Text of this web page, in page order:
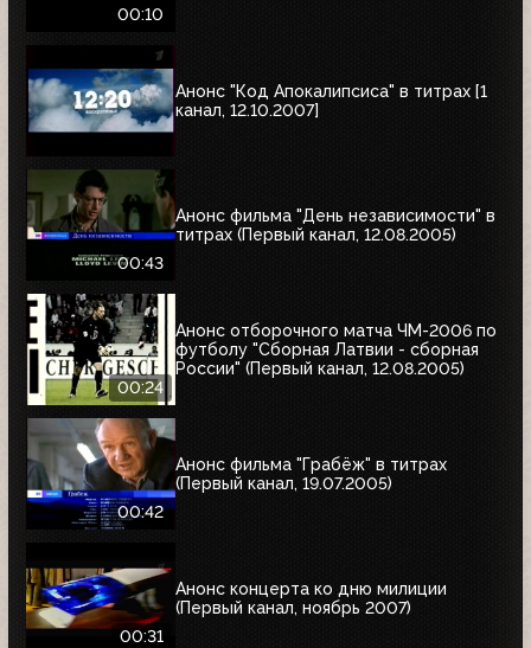
00:10
Анонс "Код Апокалипсиса" в титрах [1
канал, 12.10.2007]
00:43
Анонс фильма "День независимости" в
титрах (Первый канал, 12.08.2005)
00:24
Анонс отборочного матча ЧМ-2006 по
футболу "Сборная Латвии - сборная
России" (Первый канал, 12.08.2005)
00:42
Анонс фильма "Грабёж" в титрах
(Первый канал, 19.07.2005)
00:31
Анонс концерта ко дню милиции
(Первый канал, ноябрь 2007)